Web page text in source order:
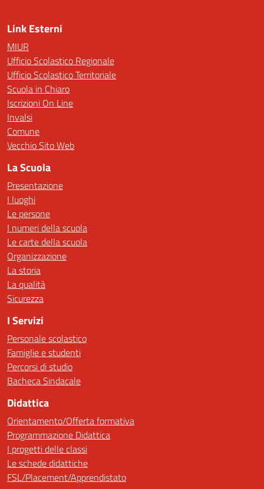
Link Esterni
MIUR
Ufficio Scolastico Regionale
Ufficio Scolastico Territoriale
Scuola in Chiaro
Iscrizioni On Line
Invalsi
Comune
Vecchio Sito Web
La Scuola
Presentazione
I luoghi
Le persone
I numeri della scuola
Le carte della scuola
Organizzazione
La storia
La qualità
Sicurezza
I Servizi
Personale scolastico
Famiglie e studenti
Percorsi di studio
Bacheca Sindacale
Didattica
Orientamento/Offerta formativa
Programmazione Didattica
I progetti delle classi
Le schede didattiche
FSL/Placement/Apprendistato